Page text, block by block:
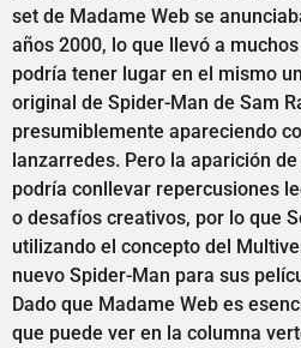
set de Madame Web se
años 2000, lo que llevó a
podría tener lugar en el mismo
original de Spider-Man de Sam
presumiblemente apareciendo
lanzarredes. Pero la aparición
podría conllevar repercusiones
o desafíos creativos, por lo que
utilizando el concepto del
nuevo Spider-Man para sus
Dado que Madame Web es
que puede ver en la columna